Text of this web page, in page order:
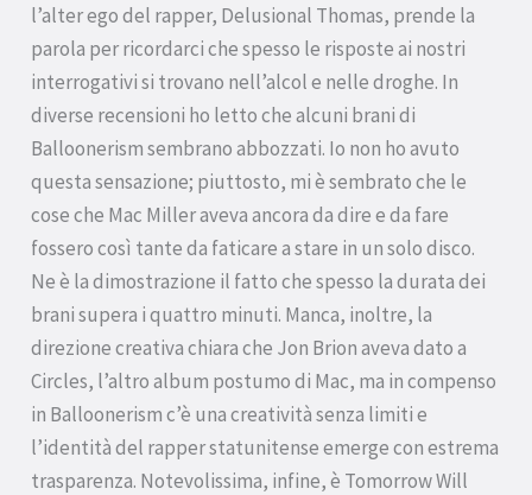
l’alter ego del rapper, Delusional Thomas, prende la
parola per ricordarci che spesso le risposte ai nostri
interrogativi si trovano nell’alcol e nelle droghe. In
diverse recensioni ho letto che alcuni brani di
Balloonerism sembrano abbozzati. Io non ho avuto
questa sensazione; piuttosto, mi è sembrato che le
cose che Mac Miller aveva ancora da dire e da fare
fossero così tante da faticare a stare in un solo disco.
Ne è la dimostrazione il fatto che spesso la durata dei
brani supera i quattro minuti. Manca, inoltre, la
direzione creativa chiara che Jon Brion aveva dato a
Circles, l’altro album postumo di Mac, ma in compenso
in Balloonerism c’è una creatività senza limiti e
l’identità del rapper statunitense emerge con estrema
trasparenza. Notevolissima, infine, è Tomorrow Will